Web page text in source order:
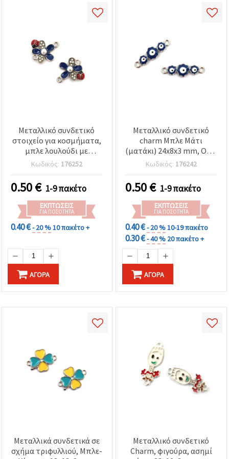
Μεταλλικό συνδετικό
στοιχείο για κοσμήματα,
μπλε λουλούδι με
πασχαλίτσα, ασημί
χρώμα 20x18x5 mm, οπή
2 mm - 2 τεμ.
Κωδικός: 176252
0.50€ 1-9 πακέτο
ΕΚΠΤΏΣΕΙΣ
ΓΙΑ ΠΟΣΌΤΗΤΑ
0.40 €- 20 %10 πακέτο +
ΑΓΟΡΆ
Μεταλλικό συνδετικό
charm Μπλε Μάτι
(ματάκι) 24x8x3 mm, Οπή
2 mm, Ασημί χρώμα – 2
τεμ.
Κωδικός: 176242
0.50€ 1-9 πακέτο
ΕΚΠΤΏΣΕΙΣ
ΓΙΑ ΠΟΣΌΤΗΤΑ
0.40 €- 20 %10-19 πακέτο
0.30 €- 40 % 20 πακέτο +
ΑΓΟΡΆ
Μεταλλικά συνδετικά σε
σχήμα τριφυλλιού, Μπλε-
Μεταλλικό συνδετικό
Charm, φιγούρα, ασημί